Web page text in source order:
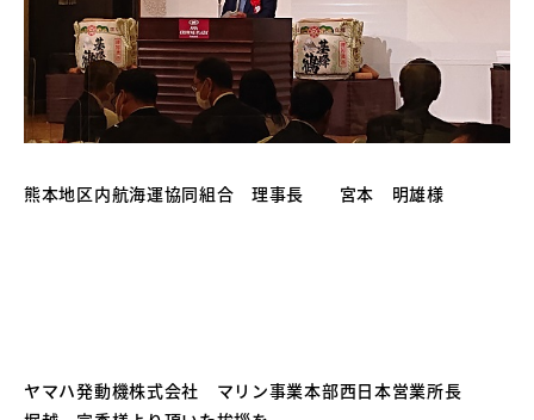
熊本地区内航海運協同組合 理事長 宮本 明雄様
ヤマハ発動機株式会社 マリン事業本部西日本営業所長